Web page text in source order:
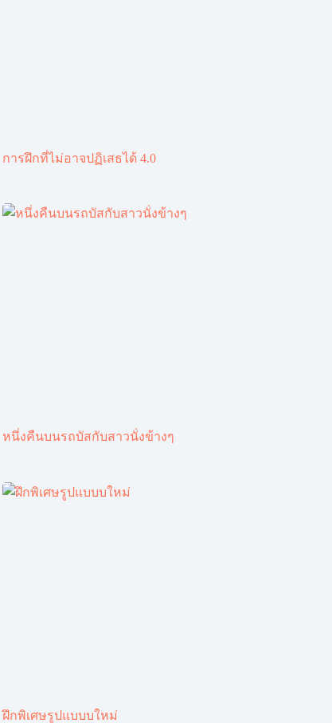
การฝึกที่ไม่อาจปฏิเสธได้ 4.0
หนึ่งคืนบนรถบัสกับสาวนั่งข้างๆ
ฝึกพิเศษรูปแบบบใหม่